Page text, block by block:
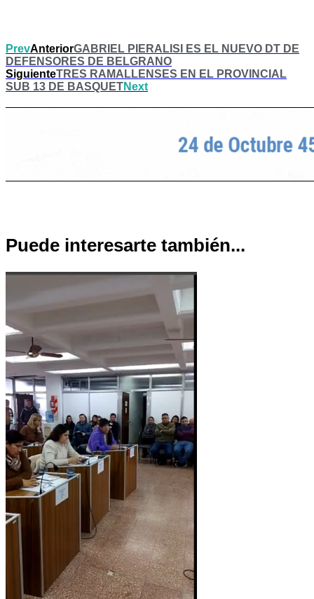
PrevAnteriorGABRIEL PIERALISI ES EL NUEVO DT DE
DEFENSORES DE BELGRANO
SiguienteTRES RAMALLENSES EN EL PROVINCIAL
SUB 13 DE BASQUETNext
Puede interesarte también...